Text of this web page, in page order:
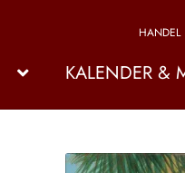
HANDEL
KALENDER &